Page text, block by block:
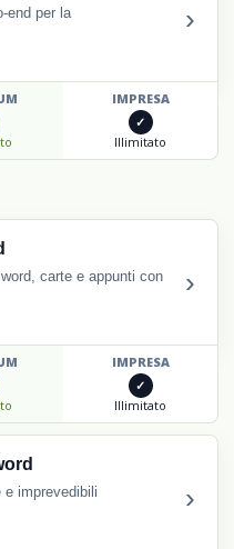
end per la
›
IMPRESA
Illimitato
carte e appunti con
›
IMPRESA
Illimitato
e imprevedibili
›